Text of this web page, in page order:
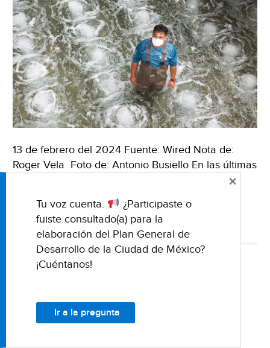
13 de febrero del 2024 Fuente: Wired Nota de:
Roger Vela Foto de: Antonio Busiello En las últimas
se
ESCASEZ DE AGUA SOLUCIONES TECNOLOGÍA
Mundo – Propuestas de
ALADYR para superar la
Tu voz cuenta.
¿Participaste o
fuiste consultado(a) para la
elaboración del Plan General de
Desarrollo de la Ciudad de México?
¡Cuéntanos!
Ir a la pregunta
×